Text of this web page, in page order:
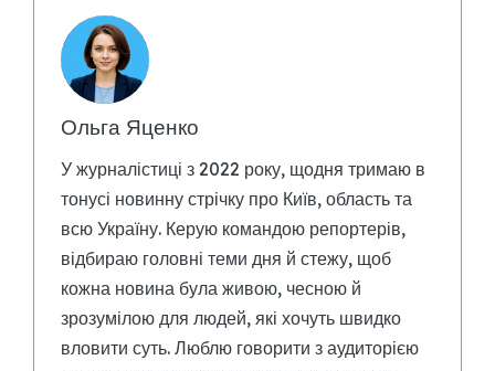
Ольга Яценко
У журналістиці з 2022 року, щодня тримаю в
тонусі новинну стрічку про Київ, область та
всю Україну. Керую командою репортерів,
відбираю головні теми дня й стежу, щоб
кожна новина була живою, чесною й
зрозумілою для людей, які хочуть швидко
вловити суть. Люблю говорити з аудиторією